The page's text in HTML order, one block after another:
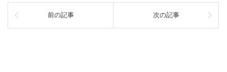
前の記事 次の記事